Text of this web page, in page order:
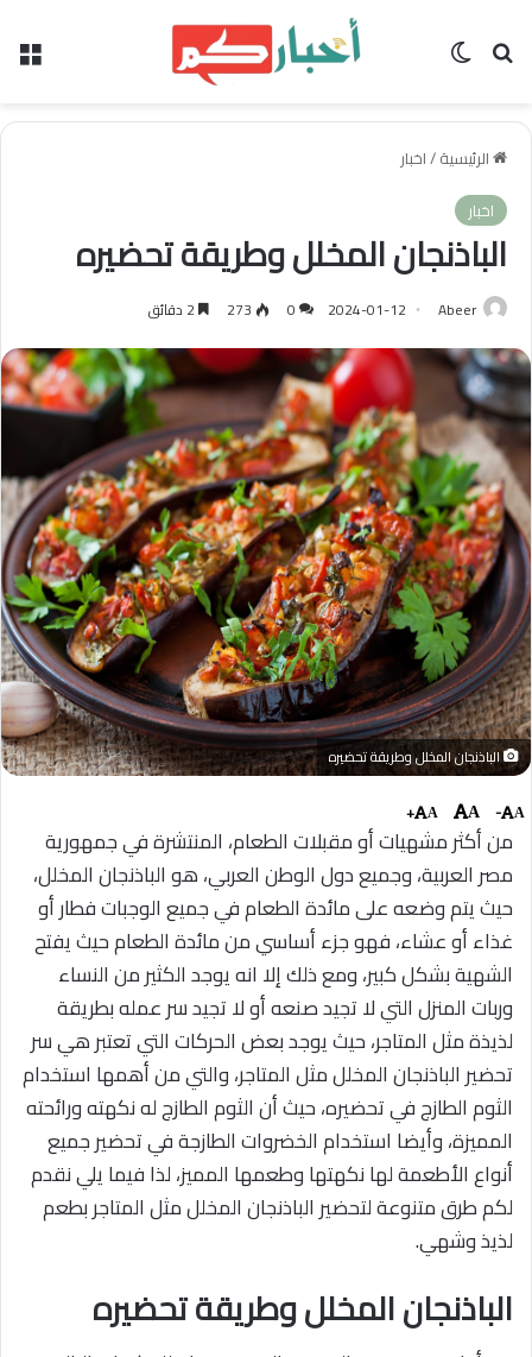
بحث عن الوضع المظلم
الرئيسية/اخبار
اخبار
الباذنجان المخلل وطريقة تحضيره
Abeer
2024-01-12
0
273
الباذنجان المخلل وطريقة تحضيره
A
-
A
A
+
من أكثر مشهيات أو مقبلات الطعام، المنتشرة في جمهورية
مصر العربية، وجميع دول الوطن العربي، هو الباذنجان المخلل،
حيث يتم وضعه على مائدة الطعام في جميع الوجبات فطار أو
غذاء أو عشاء، فهو جزء أساسي من مائدة الطعام حيث يفتح
الشهية بشكل كبير، ومع ذلك إلا انه يوجد الكثير من النساء
وربات المنزل التي لا تجيد صنعه أو لا تجيد سر عمله بطريقة
لذيذة مثل المتاجر، حيث يوجد بعض الحركات التي تعتبر هي سر
تحضير الباذنجان المخلل مثل المتاجر، والتي من أهمها استخدام
الثوم الطازج في تحضيره، حيث أن الثوم الطازج له نكهته ورائحته
المميزة، وأيضا استخدام الخضروات الطازجة في تحضير جميع
أنواع الأطعمة لها نكهتها وطعمها المميز، لذا فيما يلي نقدم
لكم طرق متنوعة لتحضير الباذنجان المخلل مثل المتاجر بطعم
لذيذ وشهي.
الباذنجان المخلل وطريقة تحضيره